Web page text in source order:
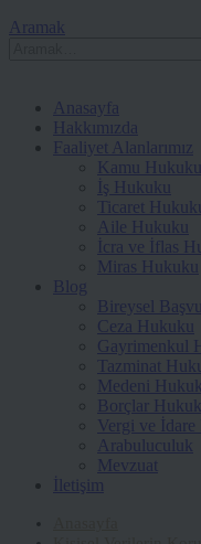
Aramak
Anasayfa
Hakkımızda
Faaliyet Alanlarımız
Kamu Hukuku
İş Hukuku
Ticaret Hukuku
Aile Hukuku
İcra ve İflas
Miras Hukuku
Blog
Bireysel
Ceza Hukuku
Gayrimenkul
Tazminat
Medeni Hukuk
Borçlar
Vergi ve İdare
Arabuluculuk
Mevzuat
İletişim